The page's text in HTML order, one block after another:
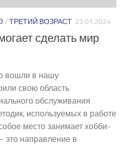
/ ТРЕТИЙ ВОЗРАСТ 23.01.2024
сделать мир
вошли в нашу
свою область
обслуживания.
используемых в работе
место занимает хобби-
это направление в